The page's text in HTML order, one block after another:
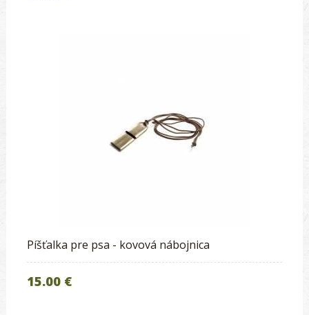
Píšťalka pre psa - kovová nábojnica
15.00 €